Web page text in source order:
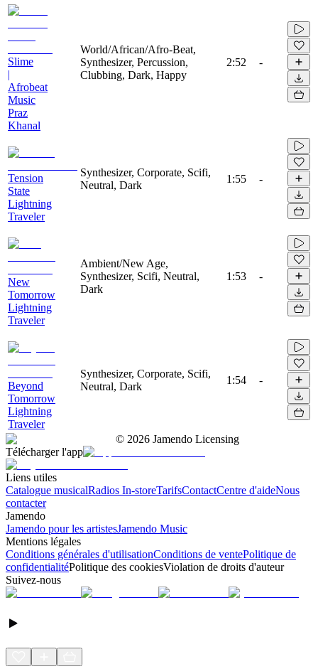
Slime
|
Afrobeat
Music
Praz
Khanal
World/African/Afro-Beat,
Synthesizer, Percussion,
Clubbing, Dark, Happy
2:52 -
Tension
State
Lightning
Traveler
Synthesizer, Corporate, Scifi,
Neutral, Dark
1:55 -
New
Tomorrow
Lightning
Traveler
Ambient/New Age,
Synthesizer, Scifi, Neutral,
Dark
1:53 -
Beyond
Tomorrow
Lightning
Traveler
Synthesizer, Corporate, Scifi,
Neutral, Dark
1:54 -
© 2026 Jamendo Licensing
Télécharger l'app
Liens utiles
Catalogue musicalRadios In-storeTarifsContactCentre d'aideNous
contacter
Jamendo
Jamendo pour les artistesJamendo Music
Mentions légales
Conditions générales d'utilisationConditions de ventePolitique de
confidentialitéPolitique des cookiesViolation de droits d'auteur
Suivez-nous